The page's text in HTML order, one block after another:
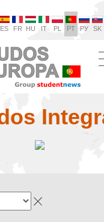
ES FR HU IT PL PT РУ SK